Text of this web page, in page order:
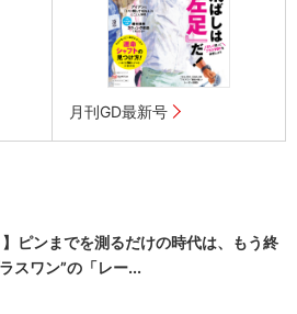
月刊GD最新号
】ピンまでを測るだけの時代は、もう終
スワン”の「レー...